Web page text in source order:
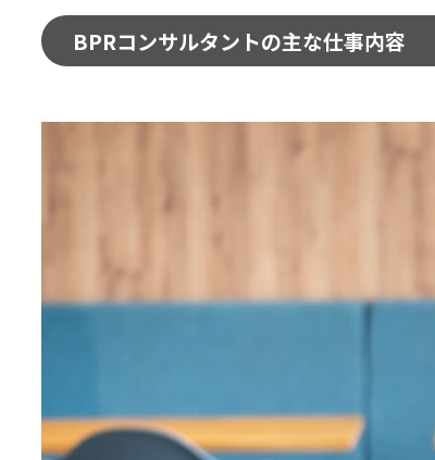
BPRコンサルタントの主な仕事内容